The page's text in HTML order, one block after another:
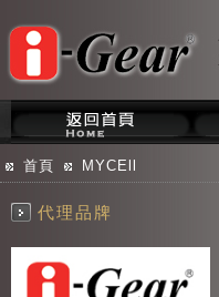
首頁 MYCEll
代理品牌